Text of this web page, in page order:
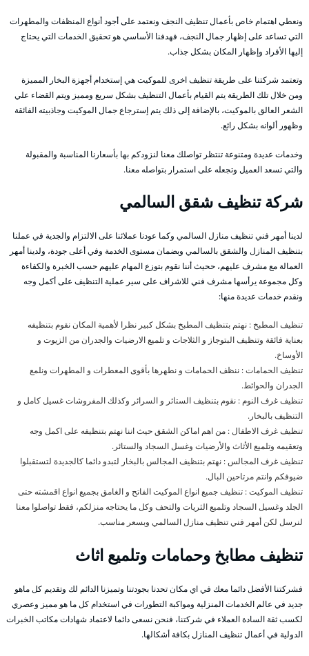
ونعطي اهتمام خاص بأعمال تنظيف النجف ونعتمد على أجود أنواع المنظفات والمطهرات
التي تساعد على إظهار جمال النجف، فهدفنا الأساسي هو تحقيق الخدمات التي يحتاج
إليها الأفراد وإظهار المكان بشكل جذاب.
وتعتمد شركتنا على طريقة تنظيف اخرى للموكيت هي إستخدام أجهزة البخار المميزة
ومن خلال تلك الطريقة يتم القيام بأعمال التنظيف بشكل سريع ومميز ويتم القضاء علي
الشعر العالق بالموكيت، بالإضافة إلى ذلك يتم إسترجاع جمال الموكيت وجاذبيته الفائقة
وظهور ألوانه بشكل رائع.
وخدمات عديدة ومتنوعة تنتظر تواصلك معنا لنزودكم بها بأسعارنا المناسبة والمقبولة
والتي تسعد العميل وتجعله على استمرار بتواصله معنا.
شركة تنظيف شقق السالمي
لدينا أمهر فني تنظيف منازل السالمي وكما عودنا عملائنا على الالتزام والجدية في عملنا
بتنظيف المنازل والشقق بالسالمي وبضمان مستوى الخدمة وفي أعلى جودة، ولدينا أمهر
العمالة مع مشرف عليهم، ححيث أننا نقوم بتوزع المهام عليهم حسب الخبرة والكفاءة
وكل مجموعة يرأسها مشرف فني للاشراف على سير عملية التنظيف على أكمل وجه
ونقدم خدمات عديدة منها:
تنظيف المطبخ : نهتم بتنظيف المطبخ بشكل كبير نظرا لأهمية المكان نقوم بتنظيفه
بعناية فائقة وتنظيف البتوجاز و الثلاجات و تلميع الارضيات والجدران من الزيوت و
الأوساخ.
تنظيف الحمامات : ننظف الحمامات و نطهرها بأقوى المعطرات و المطهرات ونلمع
الجدران والحوائط.
تنظيف غرف النوم : نقوم بتنظيف الستائر و السرائر وكذلك المفروشات غسيل كامل و
التنظيف بالبخار.
تنظيف غرف الاطفال : من اهم اماكن الشقق حيث اننا نهتم بتنظيفه على اكمل وجه
وتعقيمه وتلميع الأثاث والأرضيات وغسل السجاد والستائر.
تنظيف غرف المجالس : نهتم بتنظيف المجالس بالبخار لتبدو دائما كالجديدة لتستقبلوا
ضيوفكم وانتم مرتاحين البال.
تنظيف الموكيت : تنظيف جميع انواع الموكيت الفاتح و الغامق بجميع انواع اقمشته حتى
الجلد وغسيل السجاد وتلميع الثريات والتحف وكل ما يحتاجه منزلكم، فقط تواصلوا معنا
لنرسل لكن أمهر فني تنظيف منازل السالمي وبسعر مناسب.
تنظيف مطابخ وحمامات وتلميع اثاث
فشركتنا الأفضل دائما معك في اي مكان تحدنا بجودتنا وتميزنا الدائم لك وتقديم كل ماهو
جديد في عالم الخدمات المنزلية ومواكبة التطورات في استخدام كل ما هو مميز وعصري
لكسب ثقة السادة العملاء في شركتنا، فنحن نسعى دائما لاعتماد شهادات مكاتب الخبرات
الدولية في أعمال تنظيف المنازل بكافة أشكالها.